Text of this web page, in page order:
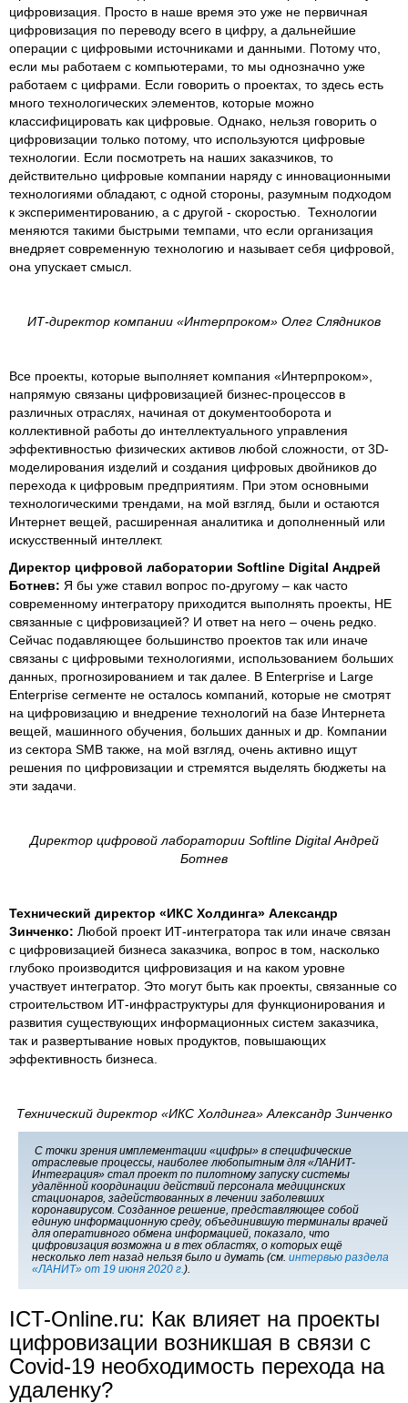
цифровизация. Просто в наше время это уже не первичная
цифровизация по переводу всего в цифру, а дальнейшие
операции с цифровыми источниками и данными. Потому что,
если мы работаем с компьютерами, то мы однозначно уже
работаем с цифрами. Если говорить о проектах, то здесь есть
много технологических элементов, которые можно
классифицировать как цифровые. Однако, нельзя говорить о
цифровизации только потому, что используются цифровые
технологии. Если посмотреть на наших заказчиков, то
действительно цифровые компании наряду с инновационными
технологиями обладают, с одной стороны, разумным подходом
к экспериментированию, а с другой - скоростью. Технологии
меняются такими быстрыми темпами, что если организация
внедряет современную технологию и называет себя цифровой,
она упускает смысл.
ИТ-директор компании «Интерпроком» Олег Слядников
Все проекты, которые выполняет компания «Интерпроком»,
напрямую связаны цифровизацией бизнес-процессов в
различных отраслях, начиная от документооборота и
коллективной работы до интеллектуального управления
эффективностью физических активов любой сложности, от 3D-
моделирования изделий и создания цифровых двойников до
перехода к цифровым предприятиям. При этом основными
технологическими трендами, на мой взгляд, были и остаются
Интернет вещей, расширенная аналитика и дополненный или
искусственный интеллект.
Директор цифровой лаборатории Softline Digital Андрей
Ботнев: Я бы уже ставил вопрос по-другому – как часто
современному интегратору приходится выполнять проекты, НЕ
связанные с цифровизацией? И ответ на него – очень редко.
Сейчас подавляющее большинство проектов так или иначе
связаны с цифровыми технологиями, использованием больших
данных, прогнозированием и так далее. В Enterprise и Large
Enterprise сегменте не осталось компаний, которые не смотрят
на цифровизацию и внедрение технологий на базе Интернета
вещей, машинного обучения, больших данных и др. Компании
из сектора SMB также, на мой взгляд, очень активно ищут
решения по цифровизации и стремятся выделять бюджеты на
эти задачи.
Директор цифровой лаборатории Softline Digital Андрей
Ботнев
Технический директор «ИКС Холдинга» Александр
Зинченко: Любой проект ИТ-интегратора так или иначе связан
с цифровизацией бизнеса заказчика, вопрос в том, насколько
глубоко производится цифровизация и на каком уровне
участвует интегратор. Это могут быть как проекты, связанные со
строительством ИТ-инфраструктуры для функционирования и
развития существующих информационных систем заказчика,
так и развертывание новых продуктов, повышающих
эффективность бизнеса.
Технический директор «ИКС Холдинга» Александр Зинченко
С точки зрения имплементации «цифры» в специфические
отраслевые процессы, наиболее любопытным для «ЛАНИТ-
Интеграция» стал проект по пилотному запуску системы
удалённой координации действий персонала медицинских
стационаров, задействованных в лечении заболевших
коронавирусом. Созданное решение, представляющее собой
единую информационную среду, объединившую терминалы врачей
для оперативного обмена информацией, показало, что
цифровизация возможна и в тех областях, о которых ещё
несколько лет назад нельзя было и думать (см. интервью раздела
«ЛАНИТ» от 19 июня 2020 г. ).
ICT-Online.ru: Как влияет на проекты
цифровизации возникшая в связи с
Covid-19 необходимость перехода на
удаленку?